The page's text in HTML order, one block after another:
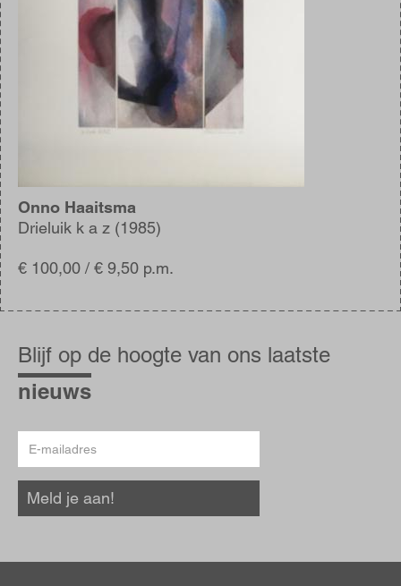
Onno Haaitsma
Drieluik k a z (1985)
€ 100,00 / € 9,50 p.m.
op
de
hoogte
Blijf op de hoogte van ons laatste
nieuws
mailadres
Meld je aan!